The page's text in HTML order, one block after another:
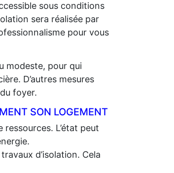
sous conditions
sera réalisée par
pour vous
modeste, pour qui
D’autres mesures
foyer.
SON LOGEMENT
ressources. L’état peut
d’isolation. Cela